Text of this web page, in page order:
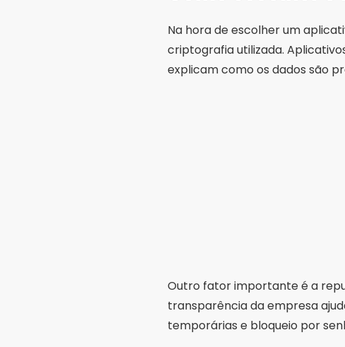
Na hora de escolher um
criptografia utilizada.
explicam como os dados são
Outro fator importante é a
transparência da empresa
temporárias e bloqueio por